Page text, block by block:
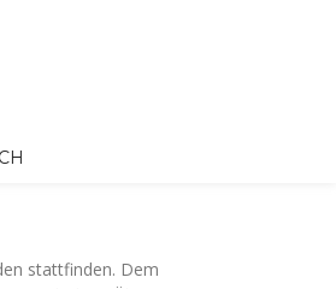
stattfinden. Dem